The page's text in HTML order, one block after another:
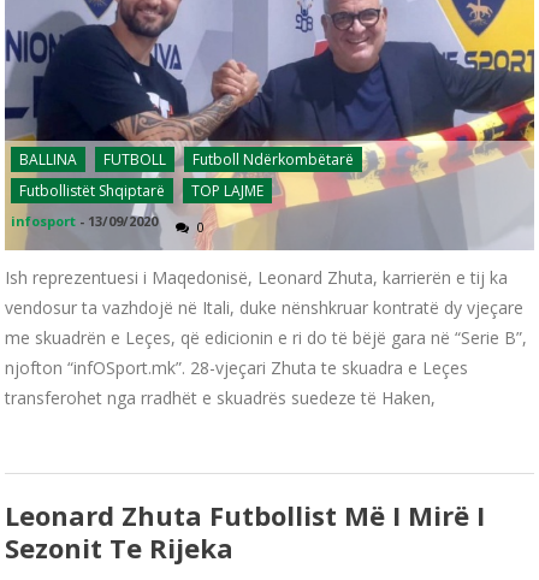
BALLINA FUTBOLL
Futboll Ndërkombëtarë
Futbollistët Shqiptarë
TOP LAJME
infosport - 13/09/2020 0
Ish reprezentuesi i Maqedonisë, Leonard Zhuta, karrierën e tij ka
vendosur ta vazhdojë në Itali, duke nënshkruar kontratë dy vjeçare
me skuadrën e Leçes, që edicionin e ri do të bëjë gara në “Serie B”,
njofton “infOSport.mk”. 28-vjeçari Zhuta te skuadra e Leçes
transferohet nga rradhët e skuadrës suedeze të Haken,
Leonard Zhuta Futbollist Më I Mirë I
Sezonit Te Rijeka